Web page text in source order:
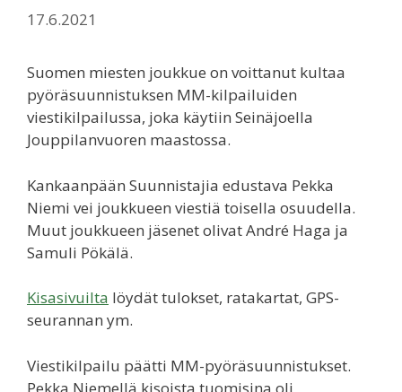
17.6.2021
Suomen miesten joukkue on voittanut kultaa
pyöräsuunnistuksen MM-kilpailuiden
viestikilpailussa, joka käytiin Seinäjoella
Jouppilanvuoren maastossa.
Kankaanpään Suunnistajia edustava Pekka
Niemi vei joukkueen viestiä toisella osuudella.
Muut joukkueen jäsenet olivat André Haga ja
Samuli Pökälä.
Kisasivuilta löydät tulokset, ratakartat, GPS-
seurannan ym.
Viestikilpailu päätti MM-pyöräsuunnistukset.
Pekka Niemellä kisoista tuomisina oli